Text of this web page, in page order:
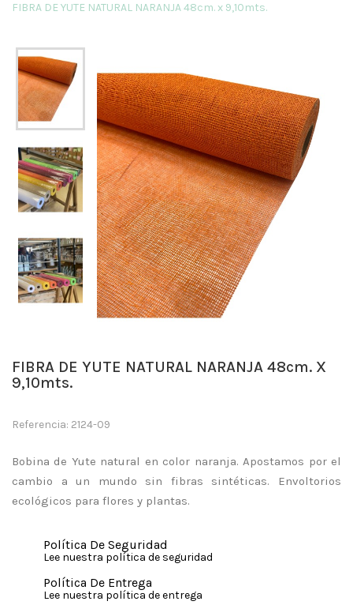
FIBRA DE YUTE NATURAL NARANJA 48cm. x 9,10mts.
FIBRA DE YUTE NATURAL NARANJA 48cm. X
9,10mts.
Referencia: 2124-09
Bobina de Yute natural en color naranja. Apostamos por el
cambio a un mundo sin fibras sintéticas. Envoltorios
ecológicos para flores y plantas.
Política De Seguridad
Lee nuestra política de seguridad
Política De Entrega
Lee nuestra política de entrega